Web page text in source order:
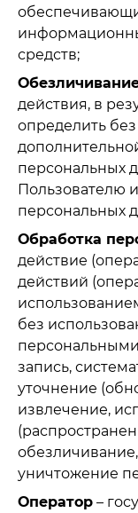
средств;
действия, в
определить
персональных
Пользователю
персональных
Обработка
действие
действий
без
запись,
уточнение
извлечение,
уничтожение
Оператор –